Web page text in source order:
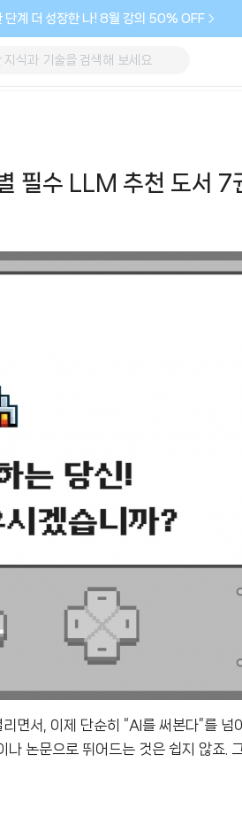
단계 더 성장한 나! 8월 강의 50% OFF
필수 LLM 추천 도서 7
면서, 이제 단순히 “AI를 써본다”를 넘
논문으로 뛰어드는 것은 쉽지 않죠.